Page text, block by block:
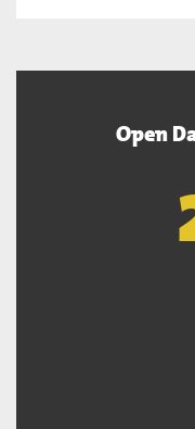
Open